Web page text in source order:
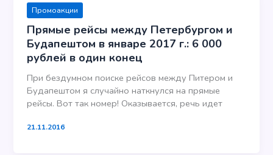
Промоакции
Прямые рейсы между Петербургом и
Будапештом в январе 2017 г.: 6 000
рублей в один конец
При бездумном поиске рейсов между Питером и
Будапештом я случайно наткнулся на прямые
рейсы. Вот так номер! Оказывается, речь идет
21.11.2016